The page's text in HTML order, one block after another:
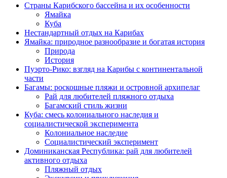
Страны Карибского бассейна и их особенности
Ямайка
Куба
Нестандартный отдых на Карибах
Ямайка: природное разнообразие и богатая история
Природа
История
Пуэрто-Рико: взгляд на Карибы с континентальной
части
Багамы: роскошные пляжи и островной архипелаг
Рай для любителей пляжного отдыха
Багамский стиль жизни
Куба: смесь колониального наследия и
социалистической эксперимента
Колониальное наследие
Социалистический эксперимент
Доминиканская Республика: рай для любителей
активного отдыха
Пляжный отдых